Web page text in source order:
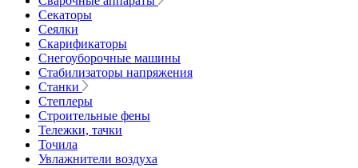
Секаторы
Сеялки
Скарификаторы
Снегоуборочные машины
Стабилизаторы напряжения
Станки
Степлеры
Строительные фены
Тележки, тачки
Точила
Увлажнители воздуха